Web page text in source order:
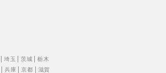
埼玉 茨城
栃木
兵庫 京都
滋賀